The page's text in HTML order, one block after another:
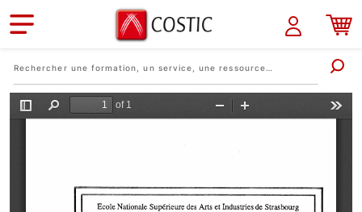
Aller au contenu principal